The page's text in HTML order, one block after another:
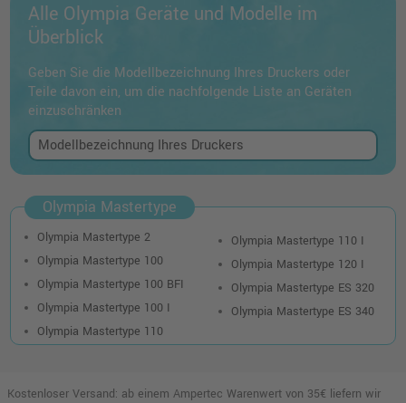
Alle Olympia Geräte und Modelle im
Überblick
Geben Sie die Modellbezeichnung Ihres Druckers oder
Teile davon ein, um die nachfolgende Liste an Geräten
einzuschränken
Olympia Mastertype
Olympia Mastertype 2
Olympia Mastertype 100
Olympia Mastertype 100 BFI
Olympia Mastertype 100 I
Olympia Mastertype 110
Olympia Mastertype 110 I
Olympia Mastertype 120 I
Olympia Mastertype ES 320
Olympia Mastertype ES 340
Kostenloser Versand: ab einem Ampertec Warenwert von 35€ liefern wir